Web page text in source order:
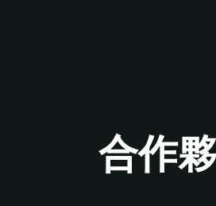
合作